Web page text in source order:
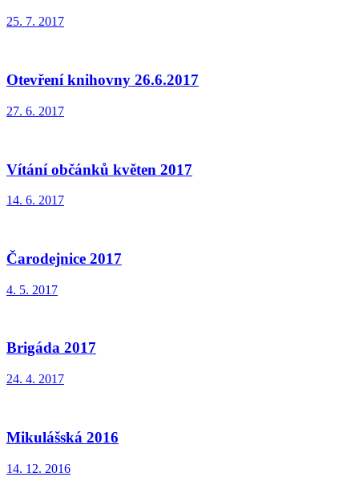
25. 7. 2017
Otevření knihovny 26.6.2017
27. 6. 2017
Vítání občánků květen 2017
14. 6. 2017
Čarodejnice 2017
4. 5. 2017
Brigáda 2017
24. 4. 2017
Mikulášská 2016
14. 12. 2016